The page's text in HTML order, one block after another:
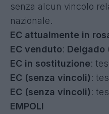
senza alcun vincolo
nazionale.
EC attualmente in
EC venduto: Delgado
EC in sostituzione:
EC (senza vincoli):
EC (senza vincoli):
EMPOLI